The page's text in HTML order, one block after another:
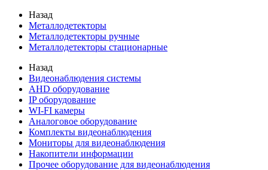
Назад
Металлодетекторы
Металлодетекторы ручные
Металлодетекторы стационарные
Назад
Видеонаблюдения cистемы
AHD оборудование
IP оборудование
WI-FI камеры
Аналоговое оборудование
Комплекты видеонаблюдения
Мониторы для видеонаблюдения
Накопители информации
Прочее оборудование для видеонаблюдения